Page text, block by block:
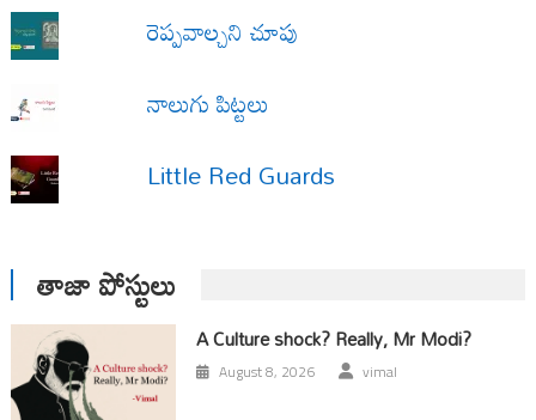
రెప్పవాల్చని చూపు
నాలుగు పిట్టలు
Little Red Guards
తాజా పోస్టులు
A Culture shock? Really, Mr Modi?
August 8, 2026 vimal